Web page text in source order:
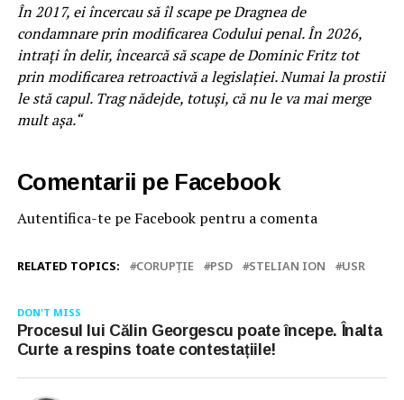
În 2017, ei încercau să îl scape pe Dragnea de
condamnare prin modificarea Codului penal. În 2026,
intrați în delir, încearcă să scape de Dominic Fritz tot
prin modificarea retroactivă a legislației. Numai la prostii
le stă capul. Trag nădejde, totuși, că nu le va mai merge
mult așa.“
Comentarii pe Facebook
Autentifica-te pe Facebook pentru a comenta
RELATED TOPICS: CORUPȚIE PSD STELIAN ION USR
DON'T MISS
Procesul lui Călin Georgescu poate începe. Înalta
Curte a respins toate contestațiile!